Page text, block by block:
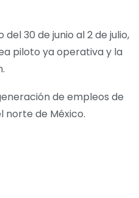
30 de junio al 2 de julio,
piloto ya operativa y la
de empleos de
norte de México.